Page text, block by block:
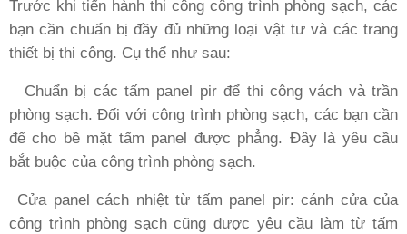
Trước khi tiến hành thi công công trình phòng sạch, các
bạn cần chuẩn bị đầy đủ những loại vật tư và các trang
thiết bị thi công. Cụ thể như sau:
Chuẩn bị các tấm panel pir để thi công vách và trần
phòng sạch. Đối với công trình phòng sạch, các bạn cần
để cho bề mặt tấm panel được phẳng. Đây là yêu cầu
bắt buộc của công trình phòng sạch.
Cửa panel cách nhiệt từ tấm panel pir: cánh cửa của
công trình phòng sạch cũng được yêu cầu làm từ tấm